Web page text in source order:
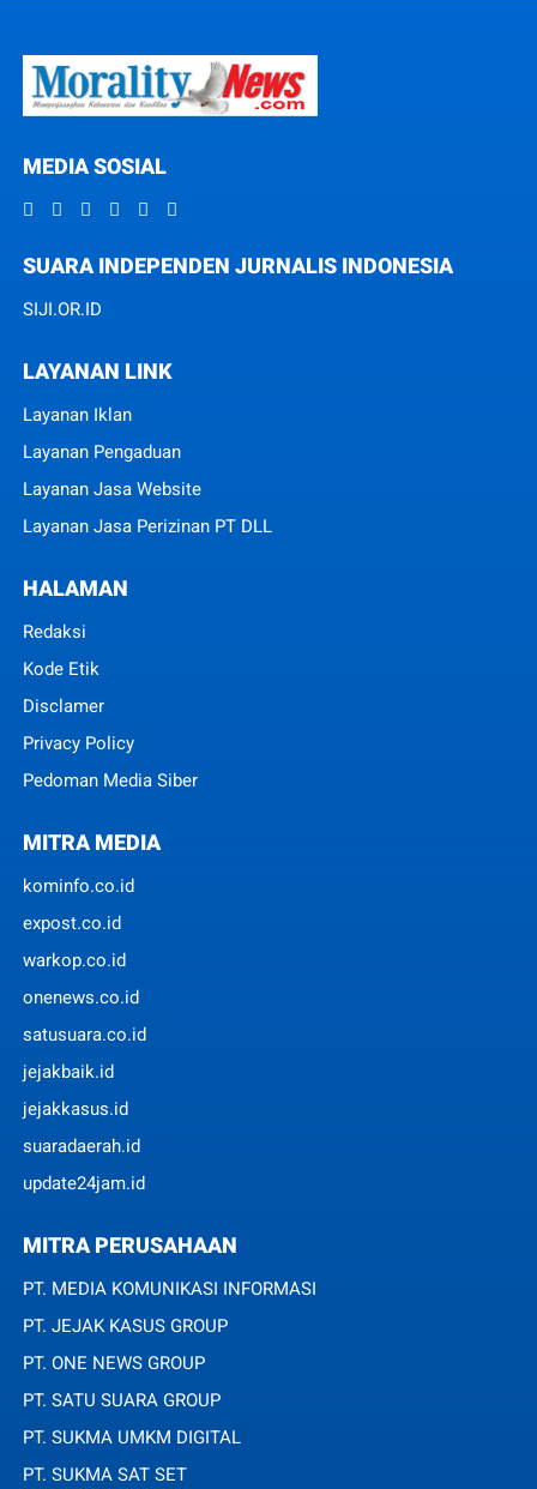
MEDIA SOSIAL
SUARA INDEPENDEN JURNALIS INDONESIA
SIJI.OR.ID
LAYANAN LINK
Layanan Iklan
Layanan Pengaduan
Layanan Jasa Website
Layanan Jasa Perizinan PT DLL
HALAMAN
Redaksi
Kode Etik
Disclamer
Privacy Policy
Pedoman Media Siber
MITRA MEDIA
kominfo.co.id
expost.co.id
warkop.co.id
onenews.co.id
satusuara.co.id
jejakbaik.id
jejakkasus.id
suaradaerah.id
update24jam.id
MITRA PERUSAHAAN
PT. MEDIA KOMUNIKASI INFORMASI
PT. JEJAK KASUS GROUP
PT. ONE NEWS GROUP
PT. SATU SUARA GROUP
PT. SUKMA UMKM DIGITAL
PT. SUKMA SAT SET